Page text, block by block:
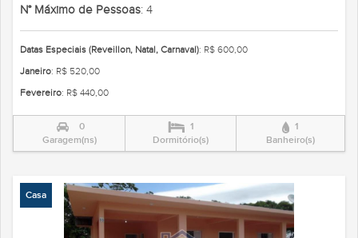
N° Máximo de Pessoas: 4
Datas Especiais (Reveillon, Natal, Carnaval): R$ 600,00
Janeiro: R$ 520,00
Fevereiro: R$ 440,00
0
Garagem(ns)
1
Dormitório(s)
1
Banheiro(s)
Casa